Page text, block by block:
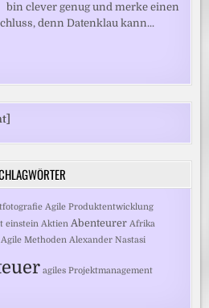
bin clever genug und merke einen
denn Datenklau kann...
Agile Produktentwicklung
einstein Aktien Abenteurer Afrika
Agile Methoden Alexander Nastasi
agiles Projektmanagement